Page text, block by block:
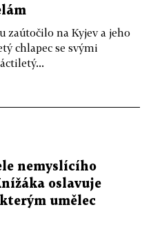
zaútočilo na Kyjev a jeho
chlapec se svými
nemyslícího
oslavuje
umělec